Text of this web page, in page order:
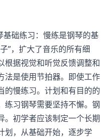
础练习：慢练是钢琴的基
”，扩大了音乐的所有细
根据视觉和听觉反馈调整和
法是使用节拍器。即使工作
的慢练习。计划和有目的的
练习钢琴需要坚持不懈。钢
。初学者应该制定一个长期
划，从基础开始，逐步学